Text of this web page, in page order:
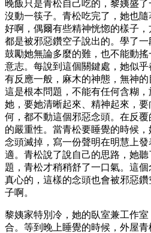
晚飯只是青松自己吃的，黎姨盛
沒動一筷子。青松吃完了，她也
好啊，偶爾有些精神恍惚的樣子
都是被邪惡鑽空子說出的。學了一
鼓勵她無論多麼的難，也不能動
意志。每說到這個關鍵處，她似
有反應一般，麻木的神態，無神的
這是根本問題，不能有任何含糊
她，要她清晰起來、精神起來，
何，都不動這個邪惡念頭。在反
的嚴重性。當青松要睡覺的時候
念頭滅掉，寫一份聲明在明慧上
適。青松說了說自己的思路，她
題，青松才稍稍舒了一口氣。這
真心的，這樣的念頭也會被邪惡
子啊。
黎姨家特別冷，她的臥室兼工作
合。等到晚上睡覺的時候，外屋